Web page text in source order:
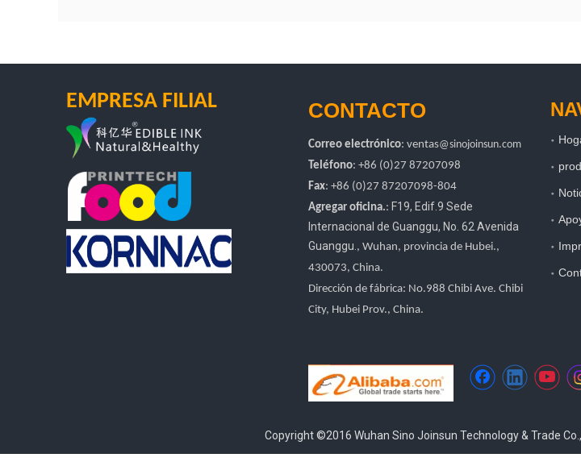
EMPRESA FILIAL CONTACTO
Correo electrónico: ventas@sinojoinsun.com
Teléfono: +86 (0)27 87207098
Fax: +86 (0)27 87207098-804
Agregar oficina.: F19, Edif.9 Sede
Internacional de Guanggu, No. 62 Avenida
Guanggu. , Wuhan, provincia de Hubei.,
430073, China.
Dirección de fábrica: No.988 Chibi Ave. Chibi
City, Hubei Prov., China.
Copyright ©2016 Wuhan Sino Joinsun Technology & Trade
top